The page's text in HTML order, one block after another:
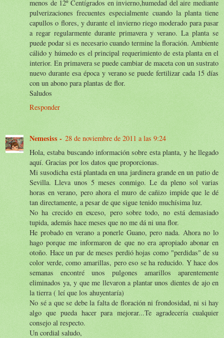
menos de 12º Centígrados en invierno,humedad del aire mediante
pulverizaciones frecuentes especialmente cuando la planta tiene
capullos o flores, y durante el invierno riego moderado para pasar
a regar regularmente durante primavera y verano. La planta se
puede podar si es necesario cuando termine la floración. Ambiente
cálido y húmedo es el principal requerimiento de esta planta en el
interior. En primavera se puede cambiar de maceta con un sustrato
nuevo durante esa época y verano se puede fertilizar cada 15 días
con un abono para plantas de flor.
Saludos
Responder
Nemesiss - 28 de noviembre de 2011 a las 9:24
Hola, estaba buscando información sobre esta planta, y he llegado
aquí. Gracias por los datos que proporcionas.
Mi susodicha está plantada en una jardinera grande en un patio de
Sevilla. Lleva unos 5 meses conmigo. Le da pleno sol varias
horas en verano, pero ahora el muro de cañizo impide que le dé
tan directamente, a pesar de que sigue tenido muchísima luz.
No ha crecido en exceso, pero sobre todo, no está demasiado
tupida, además hace meses que no me dá ni una flor.
He probado en verano a ponerle Guano, pero nada. Ahora no lo
hago porque me informaron de que no era apropiado abonar en
otoño. Hace un par de meses perdió hojas como "perdidas" de su
color verde, como amarillas, pero eso se ha reducido. Y hace dos
semanas encontré unos pulgones amarillos aparentemente
eliminados ya, y que me llevaron a plantar unos dientes de ajo en
la tierra ( leí que los ahuyentaría)
No sé a que se debe la falta de floración ni frondosidad, ni si hay
algo que pueda hacer para mejorar...Te agradecería cualquier
consejo al respecto.
Un cordial saludo,